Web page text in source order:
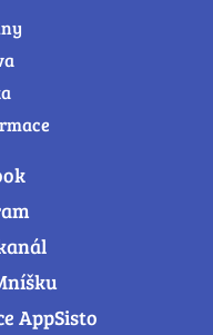
AppSisto